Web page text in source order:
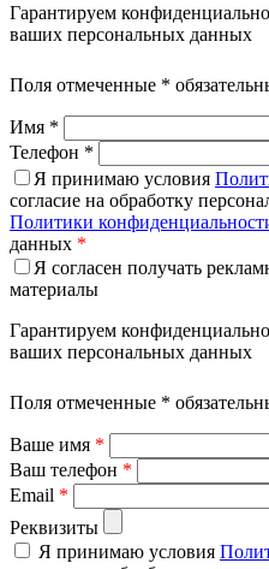
Гарантируем
ваших персональных данных
Поля отмеченные *
Имя *
Телефон *
Я принимаю условия
согласие на обработку
Политики
данных *
Я согласен получать
материалы
Гарантируем
ваших персональных данных
Поля отмеченные *
Ваше имя *
Ваш телефон *
Email *
Реквизиты
Я принимаю условия